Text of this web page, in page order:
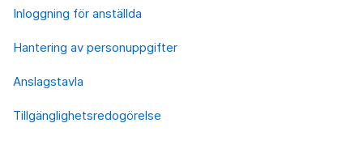
Inloggning för anställda
Hantering av personuppgifter
Anslagstavla
Tillgänglighetsredogörelse